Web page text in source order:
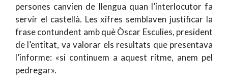
persones canvien de llengua quan l’interlocutor fa
servir el castellà. Les xifres semblaven justificar la
frase contundent amb què Òscar Esculies, president
de l’entitat, va valorar els resultats que presentava
l’informe: «si continuem a aquest ritme, anem pel
pedregar».